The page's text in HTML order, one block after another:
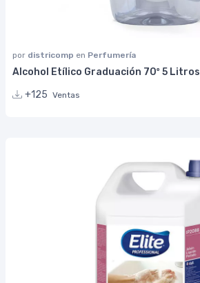
por districomp en Perfumería
Alcohol Etílico Graduación 70º 5 Litros
+125 Ventas